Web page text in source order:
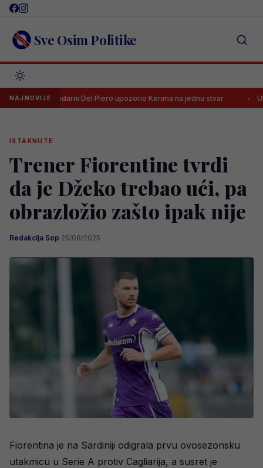
Skip
content Sve Osim Politike
NAJNOVIJE
Legendarni Del Piero upozorio Kerima na jednu stvar UEFA
ISTAKNUTE
Trener Fiorentine tvrdi
da je Džeko trebao ući, pa
obrazložio zašto ipak nije
Redakcija Sop·25/08/2025
Fiorentina je na Sardiniji odigrala prvu ovosezonsku
utakmicu u Serie A protiv Cagliarija, a susret je